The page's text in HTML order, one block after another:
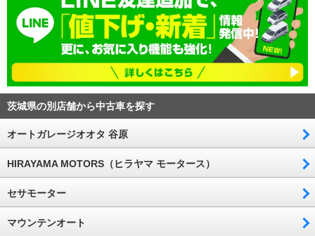
茨城県の別店舗から中古車を探す
オートガレージオオタ 谷原
HIRAYAMA MOTORS（ヒラヤマ モータース）
セサモーター
マウンテンオート